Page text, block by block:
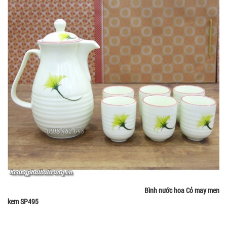
Bình nước hoa Cỏ may men
kem SP495